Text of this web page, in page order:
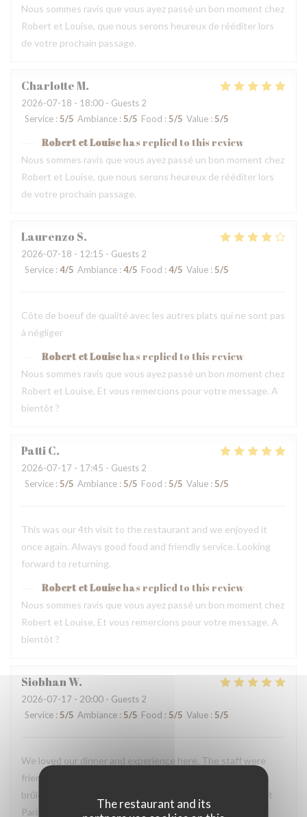
The restaurant and its
Nous sommes ravis que vous ayez passé un bon moment chez
Robert et Louise, que nous serons heureux de rééditer lors
de votre prochain passage.
CharlotteM
2026-07-18 - 18:00 - Guests 2
Service : 5/5 Ambiance : 5/5 Food : 5/5 Value : 5/5
Robert et Louisehas replied to this review
Nous sommes ravis que vous ayez passé un bon moment chez
Robert et Louise, que nous serons heureux de rééditer lors
de votre prochain passage.
Laurenzo S
2026-07-18 - 12:15 - Guests 2
Service : 4/5 Ambiance : 4/5 Food : 4/5 Value : 5/5
Côte de boeuf de qualité avec les autres plats qui ne sont pas
à négliger
Robert et Louisehas replied to this review
Nous sommes ravis que vous ayez passé un bon moment chez
Robert et Louise, Et vous remercions pour votre message. A
bientôt ?
PattiC
2026-07-17 - 17:45 - Guests 2
Service : 5/5 Ambiance : 5/5 Food : 5/5 Value : 5/5
This was our 4th visit to the restaurant and we enjoyed it
once again. Always good food and friendly service. Looking
forward to returning.
Robert et Louisehas replied to this review
Nous sommes ravis que vous ayez passé un bon moment chez
Robert et Louise, Et vous remercions pour votre message. A
bientôt ?
SiobhanW
2026-07-17 - 20:00 - Guests 2
Service : 5/5 Ambiance : 5/5 Food : 5/5 Value : 5/5
We loved our dinner and experience here. The staff were
friendly and helpful. We loved the snails, duck, and crème
brûlée. We will definitely return here the next time we visit
Paris.